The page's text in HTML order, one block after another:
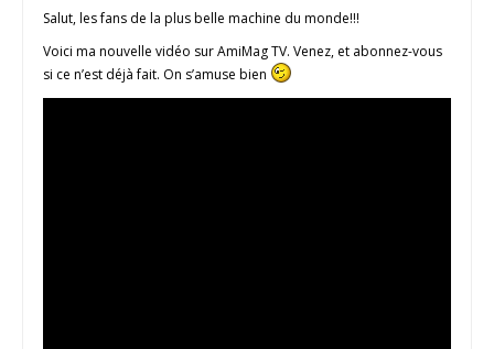
Salut, les fans de la plus belle machine du monde!!!
Voici ma nouvelle vidéo sur AmiMag TV. Venez, et abonnez-vous
si ce n’est déjà fait. On s’amuse bien